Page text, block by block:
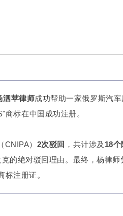
泗苹律师成功帮助一家俄罗斯汽
标在中国成功注册。
） 2次驳回 ，共计涉及 18
的绝对驳回理由。最终，杨律
标注册证。